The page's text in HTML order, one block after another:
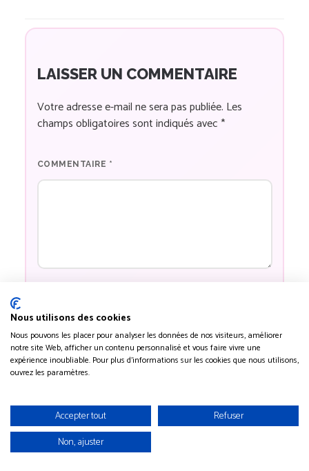
LAISSER UN COMMENTAIRE
Votre adresse e-mail ne sera pas publiée. Les
champs obligatoires sont indiqués avec *
COMMENTAIRE *
E-MAIL*
SITE WEB
Nous utilisons des cookies
Nous pouvons les placer pour analyser les données de nos visiteurs, améliorer
notre site Web, afficher un contenu personnalisé et vous faire vivre une
expérience inoubliable. Pour plus d'informations sur les cookies que nous utilisons,
ouvrez les paramètres.
Accepter tout
Refuser
Non, ajuster